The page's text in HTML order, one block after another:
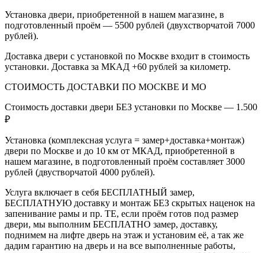
Установка двери, приобретенной в нашем магазине, в
подготовленный проём — 5500 рублей (двухстворчатой 7000
рублей).
Доставка двери с установкой по Москве входит в стоимость
установки. Доставка за МКАД +60 рублей за километр.
СТОИМОСТЬ ДОСТАВКИ ПО МОСКВЕ И МО
Стоимость доставки двери БЕЗ установки по Москве — 1.500
₽
Установка (комплексная услуга = замер+доставка+монтаж)
двери по Москве и до 10 км от МКАД, приобретенной в
нашем магазине, в подготовленный проём составляет 3000
рублей (двустворчатой 4000 рублей).
Услуга включает в себя БЕСПЛАТНЫЙ замер,
БЕСПЛАТНУЮ доставку и монтаж БЕЗ скрытых наценок на
запенивание рамы и пр. ТЕ, если проём готов под размер
двери, мы выполним БЕСПЛАТНО замер, доставку,
поднимем на лифте дверь на этаж и установим её, а так же
дадим гарантию на дверь и на все выполненные работы,